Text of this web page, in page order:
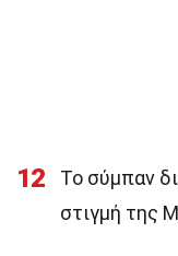
12
Το σύμπαν
στιγμή της